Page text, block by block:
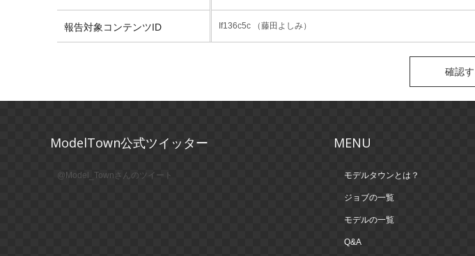
報告対象コンテンツID If136c5c （藤田よしみ）
ModelTown公式ツイッター
@Model_Townさんのツイート
MENU
モデルタウンとは？
ジョブの一覧
モデルの一覧
Q&A